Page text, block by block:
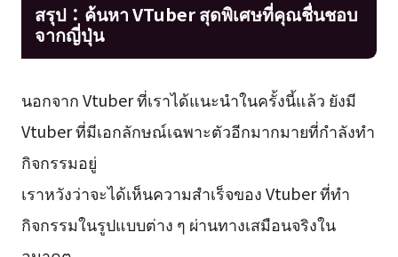
สรุป： ค้นหา VTuber สุดพิเศษที่คุณชื่นชอบ
จากญี่ปุ่น
นอกจาก Vtuber ที่เราได้แนะนำในครั้งนี้แล้ว ยังมี
Vtuber ที่มีเอกลักษณ์เฉพาะตัวอีกมากมายที่กำลังทำ
กิจกรรมอยู่
เราหวังว่าจะได้เห็นความสำเร็จของ Vtuber ที่ทำ
กิจกรรมในรูปแบบต่าง ๆ ผ่านทางเสมือนจริงใน